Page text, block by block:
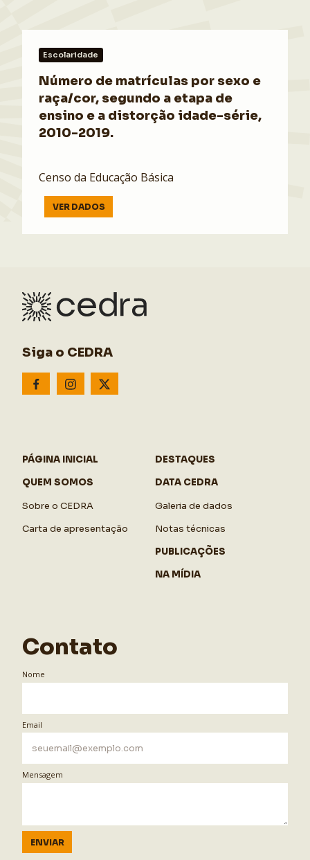
Escolaridade
Número de matrículas por sexo e
raça/cor, segundo a etapa de
ensino e a distorção idade-série,
2010-2019.
Censo da Educação Básica
VER DADOS
Siga o CEDRA
PÁGINA INICIAL
QUEM SOMOS
Sobre o CEDRA
Carta de apresentação
DESTAQUES
DATA CEDRA
Galeria de dados
Notas técnicas
PUBLICAÇÕES
NA MÍDIA
Contato
Nome
Email
Mensagem
ENVIAR